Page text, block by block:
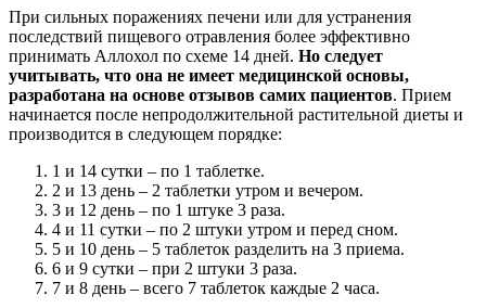
При сильных поражениях печени или для устранения
последствий пищевого отравления более эффективно
принимать Аллохол по схеме 14 дней. Но следует
учитывать, что она не имеет медицинской основы,
разработана на основе отзывов самих пациентов. Прием
начинается после непродолжительной растительной диеты и
производится в следующем порядке:
1 и 14 сутки – по 1 таблетке.
2 и 13 день – 2 таблетки утром и вечером.
3 и 12 день – по 1 штуке 3 раза.
4 и 11 сутки – по 2 штуки утром и перед сном.
5 и 10 день – 5 таблеток разделить на 3 приема.
6 и 9 сутки – при 2 штуки 3 раза.
7 и 8 день – всего 7 таблеток каждые 2 часа.